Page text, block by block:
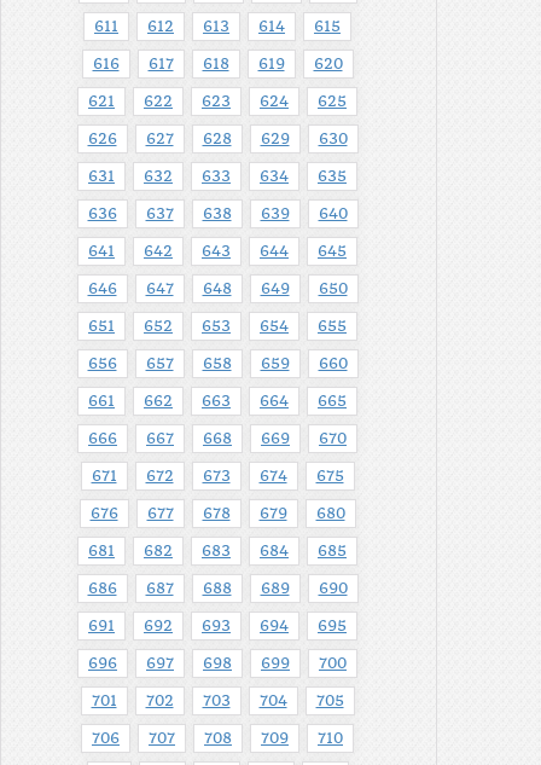
611 612 613 614 615
616 617 618 619 620
621 622 623 624 625
626 627 628 629 630
631 632 633 634 635
636 637 638 639 640
641 642 643 644 645
646 647 648 649 650
651 652 653 654 655
656 657 658 659 660
661 662 663 664 665
666 667 668 669 670
671 672 673 674 675
676 677 678 679 680
681 682 683 684 685
686 687 688 689 690
691 692 693 694 695
696 697 698 699 700
701 702 703 704 705
706 707 708 709 710